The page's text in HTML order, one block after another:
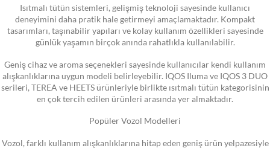
Isıtmalı tütün sistemleri, gelişmiş teknoloji sayesinde kullanıcı
deneyimini daha pratik hale getirmeyi amaçlamaktadır. Kompakt
tasarımları, taşınabilir yapıları ve kolay kullanım özellikleri sayesinde
günlük yaşamın birçok anında rahatlıkla kullanılabilir.
Geniş cihaz ve aroma seçenekleri sayesinde kullanıcılar kendi kullanım
alışkanlıklarına uygun modeli belirleyebilir. IQOS Iluma ve IQOS 3 DUO
serileri, TEREA ve HEETS ürünleriyle birlikte ısıtmalı tütün kategorisinin
en çok tercih edilen ürünleri arasında yer almaktadır.
Popüler Vozol Modelleri
Vozol, farklı kullanım alışkanlıklarına hitap eden geniş ürün yelpazesiyle